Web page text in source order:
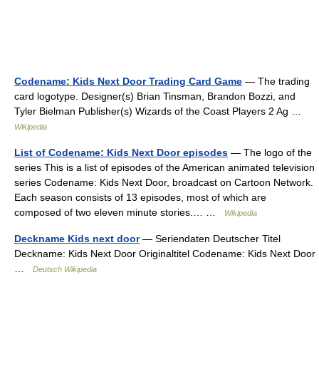
Codename: Kids Next Door Trading Card Game — The trading
card logotype. Designer(s) Brian Tinsman, Brandon Bozzi, and
Tyler Bielman Publisher(s) Wizards of the Coast Players 2 Ag …
Wikipedia
List of Codename: Kids Next Door episodes — The logo of the
series This is a list of episodes of the American animated television
series Codename: Kids Next Door, broadcast on Cartoon Network.
Each season consists of 13 episodes, most of which are
composed of two eleven minute stories.… …
Wikipedia
Deckname Kids next door— Seriendaten Deutscher Titel
Deckname: Kids Next Door Originaltitel Codename: Kids Next Door
Deutsch Wikipedia